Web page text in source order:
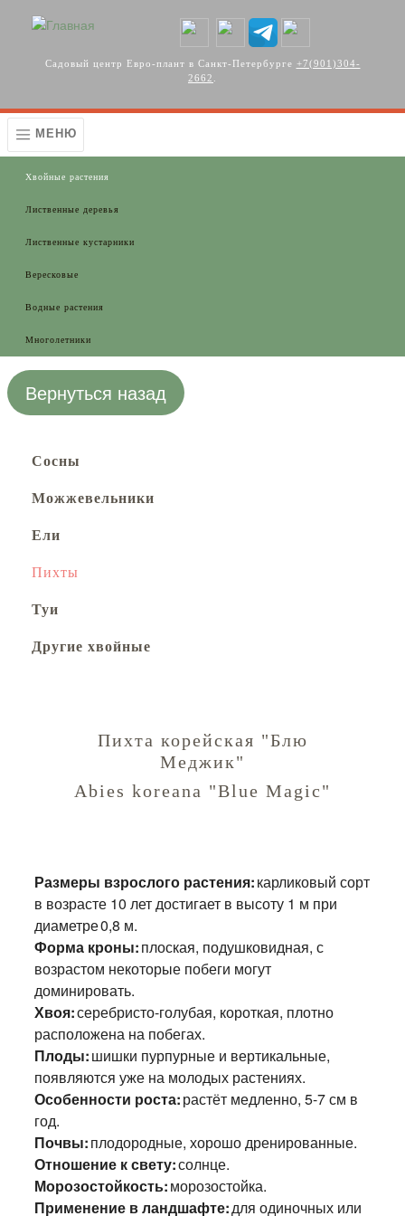
Садовый центр Евро-плант в Санкт-Петербурге +7(901)304-
2662
МЕНЮ
Хвойные растения
Лиственные деревья
Лиственные кустарники
Вересковые
Водные растения
Многолетники
Вернуться назад
Сосны
Можжевельники
Ели
Пихты
Туи
Другие хвойные
Пихта корейская "Блю
Меджик"
Abies koreana "Blue Magic"
Размеры взрослого растения:карликовый сорт
в возрасте 10 лет достигает в высоту 1 м при
диаметре 0,8 м.
Форма кроны:плоская, подушковидная, с
возрастом некоторые побеги могут
доминировать.
Хвоя:серебристо-голубая, короткая, плотно
расположена на побегах.
Плоды:шишки пурпурные и вертикальные,
появляются уже на молодых растениях.
Особенности роста:растёт медленно, 5-7 см в
год.
Почвы:плодородные, хорошо дренированные.
Отношение к свету:солнце.
Морозостойкость:морозостойка.
Применение в ландшафте:для одиночных или